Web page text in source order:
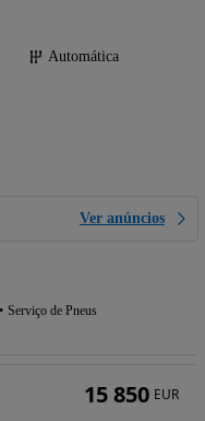
Automática
Ver anúncios
Serviço de Pneus
15 850 EUR